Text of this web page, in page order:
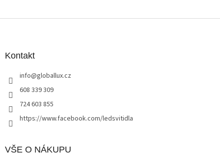
Kontakt
info@globallux.cz
608 339 309
724 603 855
https://www.facebook.com/ledsvitidla
VŠE O NÁKUPU